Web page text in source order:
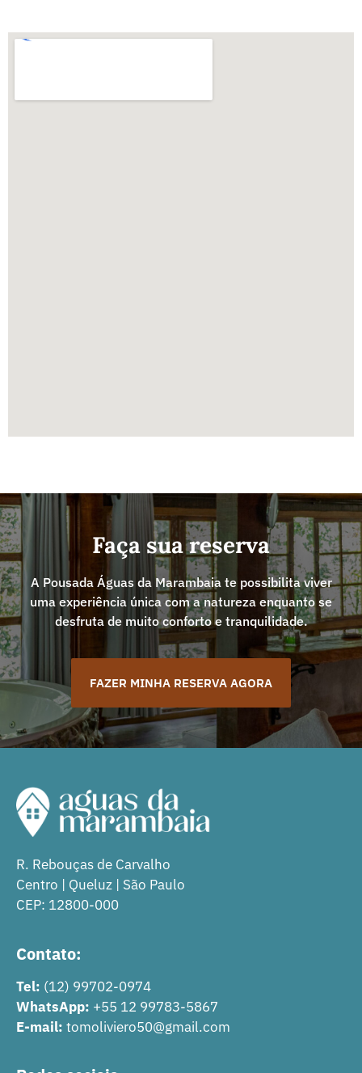
Faça sua reserva
A Pousada Águas da Marambaia te possibilita viver
uma experiência única com a natureza enquanto se
desfruta de muito conforto e tranquilidade.
FAZER MINHA RESERVA AGORA
R. Rebouças de Carvalho
Centro | Queluz | São Paulo
CEP: 12800-000
Contato:
Tel: (12) 99702-0974
WhatsApp: +55 12 99783-5867
E-mail: tomoliviero50@gmail.com